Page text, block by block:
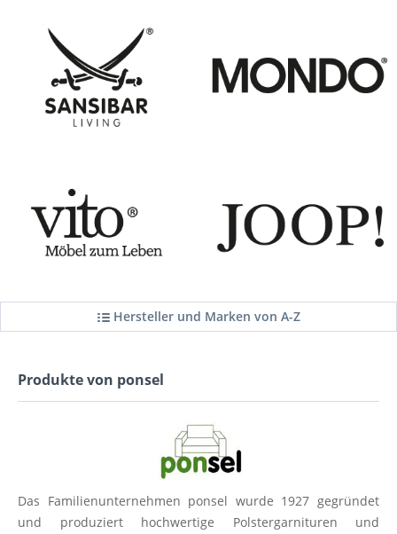
Hersteller und Marken von A-Z
Produkte von ponsel
Das Familienunternehmen ponsel wurde 1927 gegründet
und produziert hochwertige Polstergarnituren und